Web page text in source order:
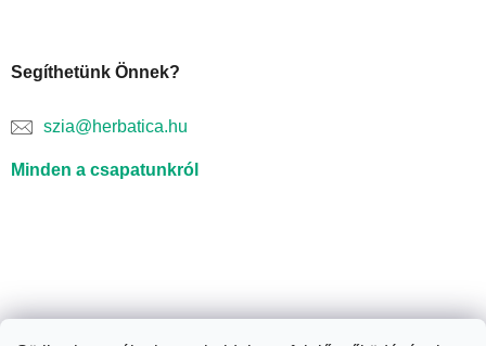
Segíthetünk Önnek?
szia@herbatica.hu
Minden a csapatunkról